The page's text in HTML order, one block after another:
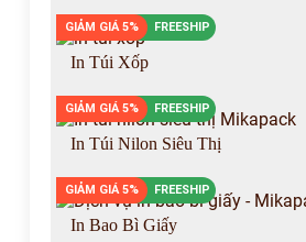
GIẢM GIÁ 5% FREESHIP
In Túi Xốp
GIẢM GIÁ 5% FREESHIP
In Túi Nilon Siêu Thị
GIẢM GIÁ 5% FREESHIP
In Bao Bì Giấy